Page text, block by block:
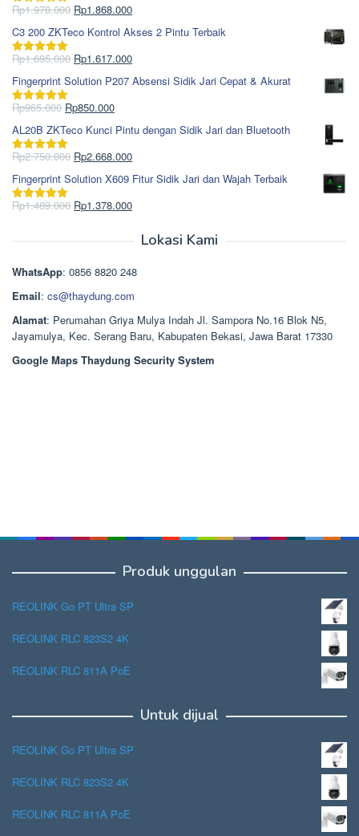
Dinilai5.00
Rp1.978.000 Harga
aslinya
adalah:
Rp1.978.000.
Rp1.868.000Harga
saat
ini
adalah:
C3 200 ZKTeco Kontrol Akses 2 Pintu Terbaik
Dinilai5.00
Rp1.695.000 Harga
aslinya
adalah:
Rp1.695.000.
Rp1.617.000Harga
saat
ini
Fingerprint Solution P207 Absensi Sidik Jari Cepat & Akurat
Dinilai5.00
Rp965.000 Harga
aslinya
adalah:
Rp965.000.
Rp850.000Harga
saat
ini
adalah:
AL20B ZKTeco Kunci Pintu dengan Sidik Jari dan Bluetooth
Dinilai5.00
Rp2.750.000 Harga
aslinya
adalah:
Rp2.750.000.
Rp2.668.000Harga
saat
ini
adalah:
Fingerprint Solution X609 Fitur Sidik Jari dan Wajah Terbaik
Dinilai5.00
Rp1.489.000 Harga
Rp1.378.000Harga
Rp1.378.000.
Lokasi Kami
WhatsApp: 0856 8820 248
Email: cs@thaydung.com
Alamat: Perumahan Griya Mulya Indah Jl. Sampora No.16 Blok N5,
Jayamulya, Kec. Serang Baru, Kabupaten Bekasi, Jawa Barat 17330
Google Maps Thaydung Security System
Produk unggulan
REOLINK Go PT Ultra SP
REOLINK RLC 823S2 4K
REOLINK RLC 811A PoE
Untuk dijual
REOLINK Go PT Ultra SP
REOLINK RLC 823S2 4K
REOLINK RLC 811A PoE